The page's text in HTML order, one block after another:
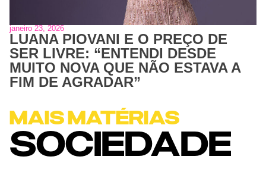
janeiro 23, 2026
LUANA PIOVANI E O PREÇO DE
SER LIVRE: “ENTENDI DESDE
MUITO NOVA QUE NÃO ESTAVA A
FIM DE AGRADAR”
MAIS MATÉRIAS
SOCIEDADE